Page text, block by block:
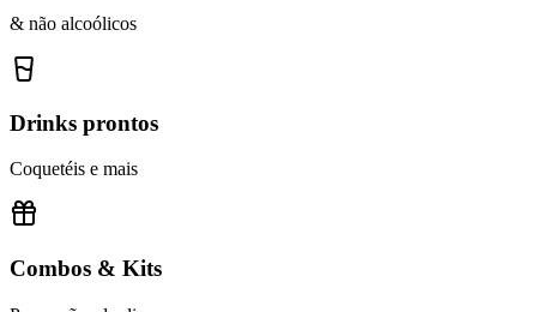
& não alcoólicos
Drinks prontos
Coquetéis e mais
Combos & Kits